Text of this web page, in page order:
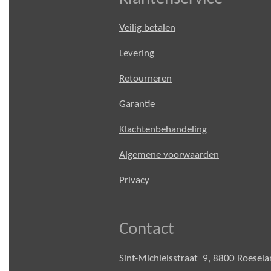
Veilig betalen
Levering
Retourneren
Garantie
Klachtenbehandeling
Algemene voorwaarden
Privacy
Contact
Sint-Michielsstraat 9, 8800